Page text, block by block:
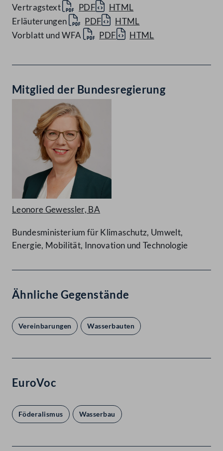
Vertragstext PDF
HTML
Erläuterungen
PDF
HTML
Vorblatt und WFA
PDF HTML
Mitglied der Bundesregierung
Leonore Gewessler, BA
Bundesministerium für Klimaschutz, Umwelt,
Energie, Mobilität, Innovation und Technologie
Ähnliche Gegenstände
Vereinbarungen Wasserbauten
EuroVoc
Föderalismus Wasserbau